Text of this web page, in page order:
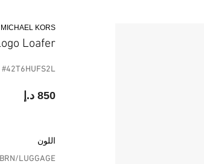
KORS
Loafer
#42T6HUFS2L
850 د.إ
اللون
BRN/LUGGAGE